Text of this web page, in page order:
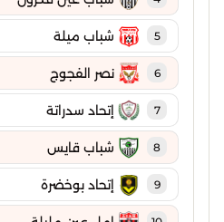
5 شباب ميلة
6 نصر الفجوج
7 إتحاد سدراتة
8 شباب قايس
9 إتحاد بوخضرة